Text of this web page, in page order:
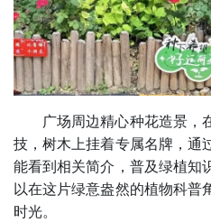
广场周边精心种花造景，
技，树木上挂着专属名牌，通
能看到相关简介，普及绿植知
以在这片绿意盎然的植物科普
时光。